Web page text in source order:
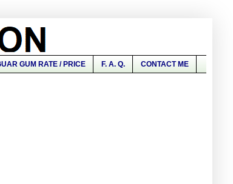
GUM RATE / PRICE F. A. Q. CONTACT ME